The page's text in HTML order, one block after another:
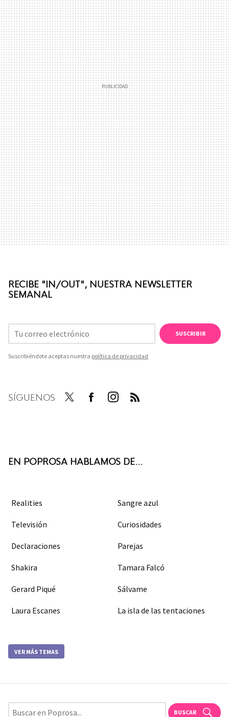
RECIBE "IN/OUT", NUESTRA NEWSLETTER
SEMANAL
SUSCRIBIR
Suscribiéndote aceptas nuestra política de privacidad
SÍGUENOS
EN POPROSA HABLAMOS DE...
Realities Sangre azul
Televisión Curiosidades
Declaraciones Parejas
Shakira Tamara Falcó
Gerard Piqué Sálvame
Laura Escanes La isla de las tentaciones
VER MÁS TEMAS
BUSCAR